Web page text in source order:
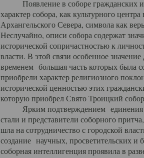
Появление в соборе гражданских и
характер собора, как культурного
Архангельского Севера, символа как
Неслучайно, описи собора содержат
исторической сопричастностью к
власти. В этой связи особенное
временем большая часть которых была
приобрели характер религиозного
исторической ценностью этих
которую приобрел Свято Троицкий
Ярким подтверждением единения
стали и представители соборного
шла на сотрудничество с городской
создание научных, просветительских и
соборная интеллигенция проявила в